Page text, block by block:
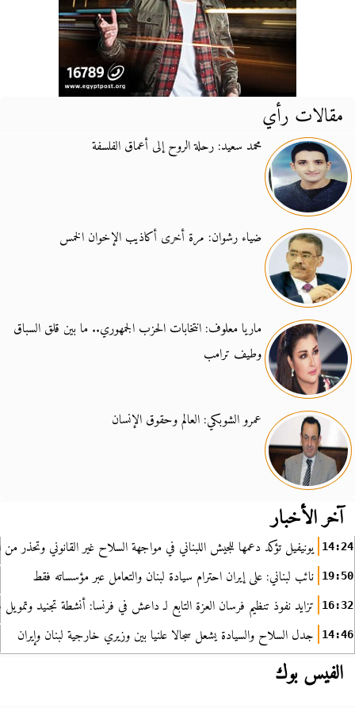
مقالات رأي
محمد سعيد: رحلة الروح إلى أعماق الفلسفة
ضياء رشوان: مرة أخرى أكاذيب الإخوان الخمس
ماريا معلوف: انتخابات الحزب الجمهوري.. ما بين قلق السباق
وطيف ترامب
عمرو الشوبكي: العالم وحقوق الإنسان
آخر الأخبار
14:24 يونيفيل تؤكد دعمها للجيش اللبناني في مواجهة السلاح غير القانوني وتحذر من
19:50 نائب لبناني: على إيران احترام سيادة لبنان والتعامل عبر مؤسساته فقط
16:32 تزايد نفوذ تنظيم فرسان العزة التابع لـ داعش في فرنسا: أنشطة تجنيد
14:46 جدل السلاح والسيادة يشعل سجالا علنيا بين وزيري خارجية لبنان وإيران
الفيس بوك